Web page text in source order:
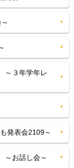
～３年学年レ
発表会2109～
お話し会～